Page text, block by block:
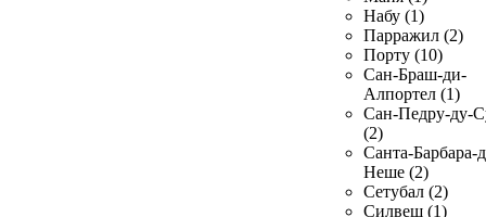
Набу (1)
Парражил (2)
Порту (10)
Сан-Браш-ди-
Алпортел (1)
Сан-Педру-ду-
(2)
Санта-Барбара-
Неше (2)
Сетубал (2)
Силвеш (1)